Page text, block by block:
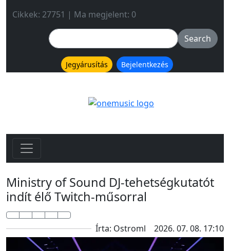
Cikkek: 27751 | Ma megjelent: 0
Jegyárusítás Bejelentkezés
Ministry of Sound DJ-tehetségkutatót
indít élő Twitch-műsorral
Írta: Ostroml 2026. 07. 08. 17:10